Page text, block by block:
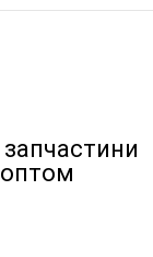
оптом